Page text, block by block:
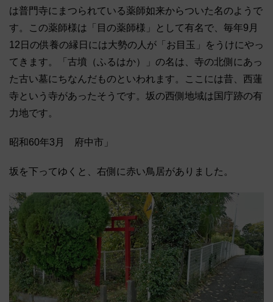
は普門寺にまつられている薬師如来からついた名のようで
す。この薬師様は「目の薬師様」として有名で、毎年9月
12日の供養の縁日には大勢の人が「お目玉」をうけにやっ
てきます。「古墳（ふるはか）」の名は、寺の北側にあっ
た古い墓にちなんだものといわれます。ここには昔、西蓮
寺という寺があったそうです。坂の西側地域は国庁跡の有
力地です。
昭和60年3月 府中市」
坂を下ってゆくと、右側に赤い鳥居がありました。